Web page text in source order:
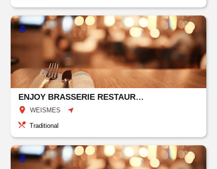
ENJOY BRASSERIE RESTAURANT
WEISMES
Traditional